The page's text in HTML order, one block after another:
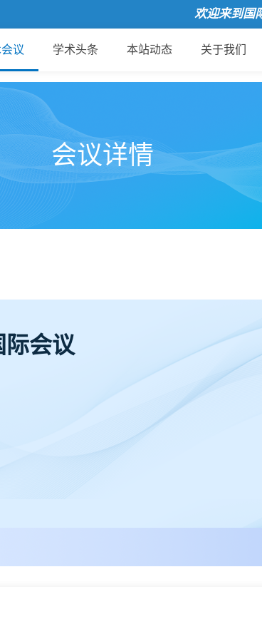
欢迎来到国际会议
议 学术头条 本站动态 关于我们
会议详情
际会议